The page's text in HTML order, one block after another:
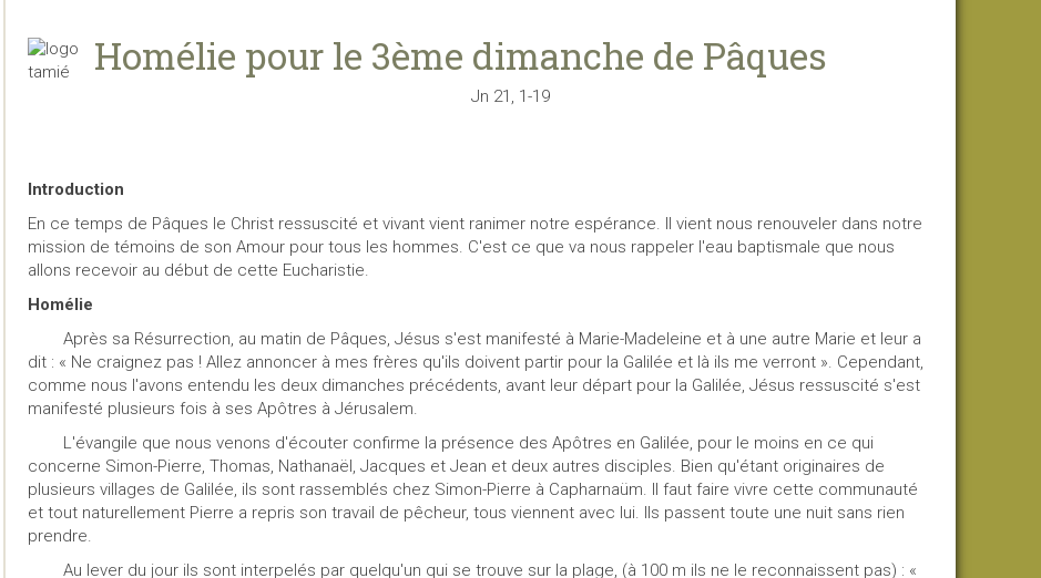
Homélie pour le 3ème dimanche de Pâques
Jn 21, 1-19
Introduction
En ce temps de Pâques le Christ ressuscité et vivant vient ranimer notre espérance. Il vient nous renouveler dans notre
mission de témoins de son Amour pour tous les hommes. C'est ce que va nous rappeler l'eau baptismale que nous
allons recevoir au début de cette Eucharistie.
Homélie
Après sa Résurrection, au matin de Pâques, Jésus s'est manifesté à Marie-Madeleine et à une autre Marie et leur a
dit : « Ne craignez pas ! Allez annoncer à mes frères qu'ils doivent partir pour la Galilée et là ils me verront ». Cependant,
comme nous l'avons entendu les deux dimanches précédents, avant leur départ pour la Galilée, Jésus ressuscité s'est
manifesté plusieurs fois à ses Apôtres à Jérusalem.
L'évangile que nous venons d'écouter confirme la présence des Apôtres en Galilée, pour le moins en ce qui
concerne Simon-Pierre, Thomas, Nathanaël, Jacques et Jean et deux autres disciples. Bien qu'étant originaires de
plusieurs villages de Galilée, ils sont rassemblés chez Simon-Pierre à Capharnaüm. Il faut faire vivre cette communauté
et tout naturellement Pierre a repris son travail de pêcheur, tous viennent avec lui. Ils passent toute une nuit sans rien
prendre.
Au lever du jour ils sont interpelés par quelqu'un qui se trouve sur la plage, (à 100 m ils ne le reconnaissent pas) : «